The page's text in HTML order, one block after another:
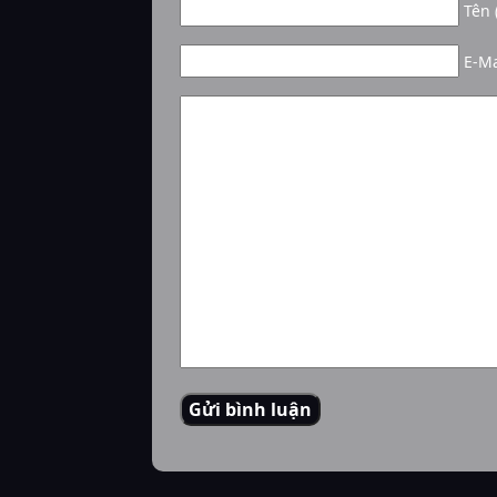
Tên
E-